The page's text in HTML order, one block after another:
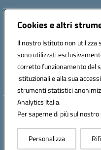
Cookies e altri
Il nostro Istituto non
sono utilizzati
corretto funzionamento del
istituzionali e alla sua
strumenti statistici
Analytics Italia.
Per saperne di più sul
Personalizza
Indirizzo:Via Trieste, 43 –
Posta elettronica certificata
Codice fiscale: 86000610831
Codice meccanografico:
Hosting &
Concept &